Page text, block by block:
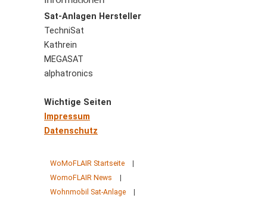
Sat-Anlagen Hersteller
TechniSat
Kathrein
MEGASAT
alphatronics
Wichtige Seiten
Impressum
Datenschutz
WoMoFLAIR Startseite
WomoFLAIR News
Wohnmobil Sat-Anlage